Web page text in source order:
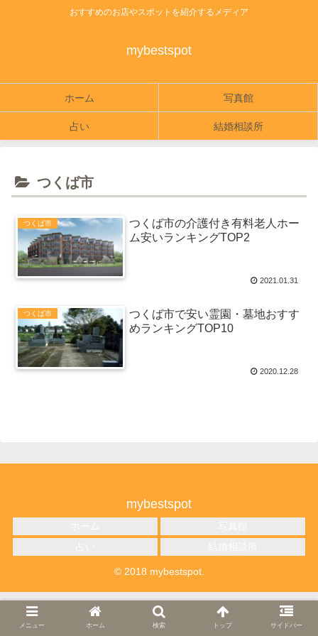
おすすめのお店やスポットを紹介するメディア
mybestspot
ホーム 写真館
占い 結婚相談所
つくば市
つくば市
つくば市の介護付き有料老人ホー
ム安いランキングTOP2
2021.01.31
つくば市
つくば市で安い霊園・墓地おすす
めランキングTOP10
2020.12.28
mybestspot
© 2018 mybestspot.
メニュー ホーム 検索 トップ サイドバー